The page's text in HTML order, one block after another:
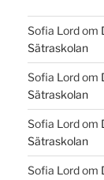
Sofia Lordom
Sätraskolan
Sofia Lordom
Sätraskolan
Sofia Lordom
Sätraskolan
Sofia Lordom